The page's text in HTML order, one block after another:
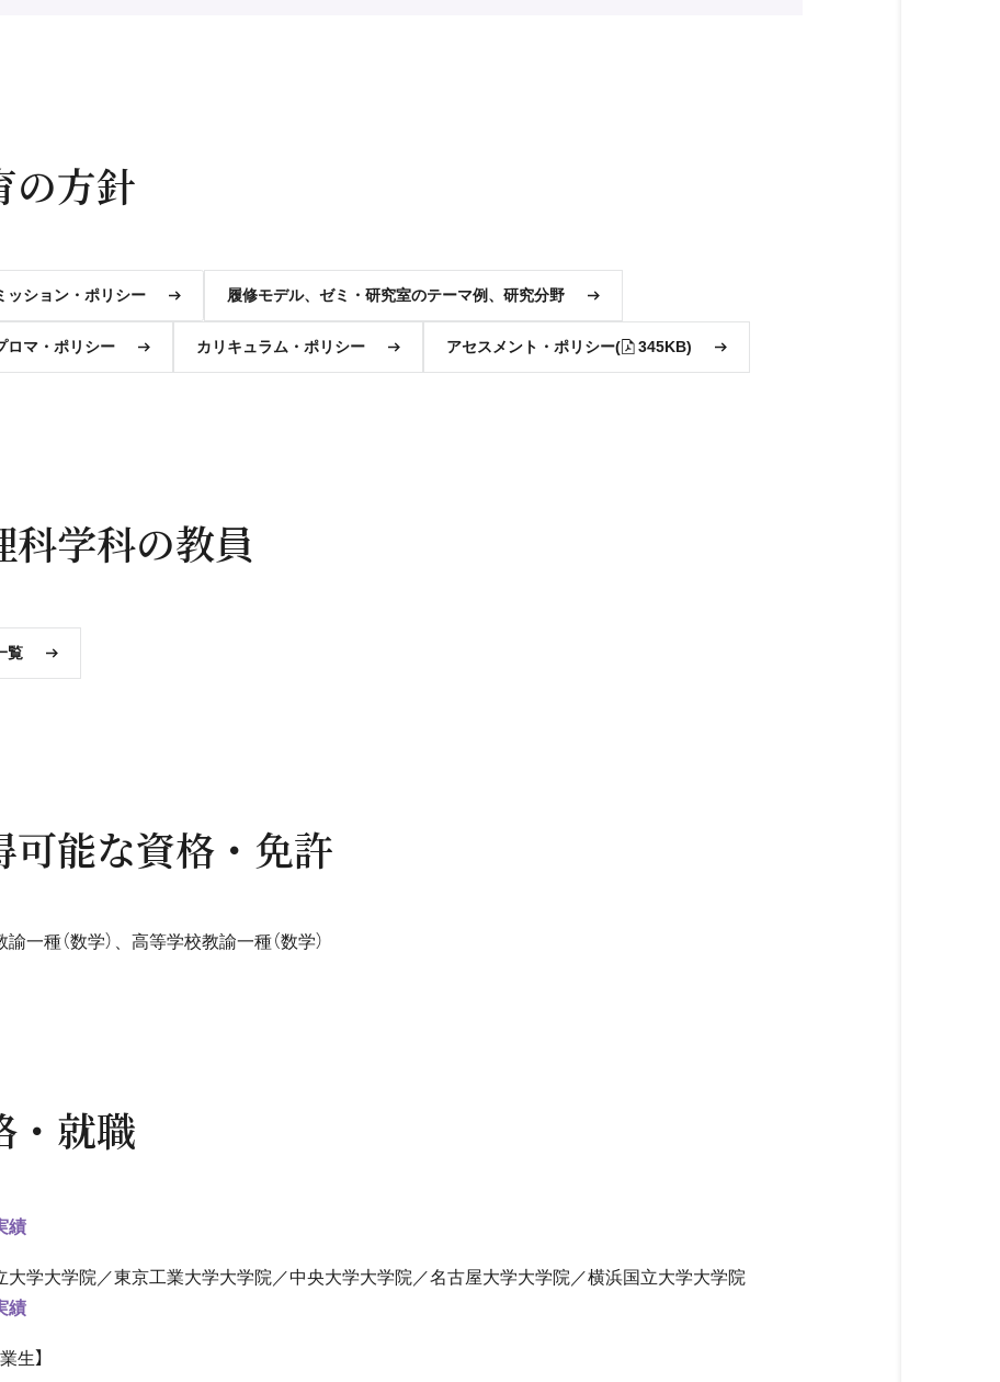
の方針
ッション・ポリシー 履修モデル、ゼミ・研究室のテーマ例、研究分野
ロマ・ポリシー カリキュラム・ポリシー アセスメント・ポリシー( 345KB)
科学科の教員
覧
可能な資格・免許
一種（数学）、高等学校教諭一種（数学）
・就職
績
大学大学院／東京工業大学大学院／中央大学大学院／名古屋大学大学院／横浜国立大学大学院
績
生】